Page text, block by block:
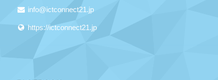
info@ictconnect21.jp
https://ictconnect21.jp